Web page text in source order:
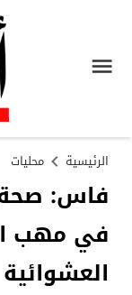
الرئيسية محليات
فاس: صحة
في مهب
العشوائية